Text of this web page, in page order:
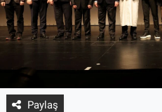
Paylaş